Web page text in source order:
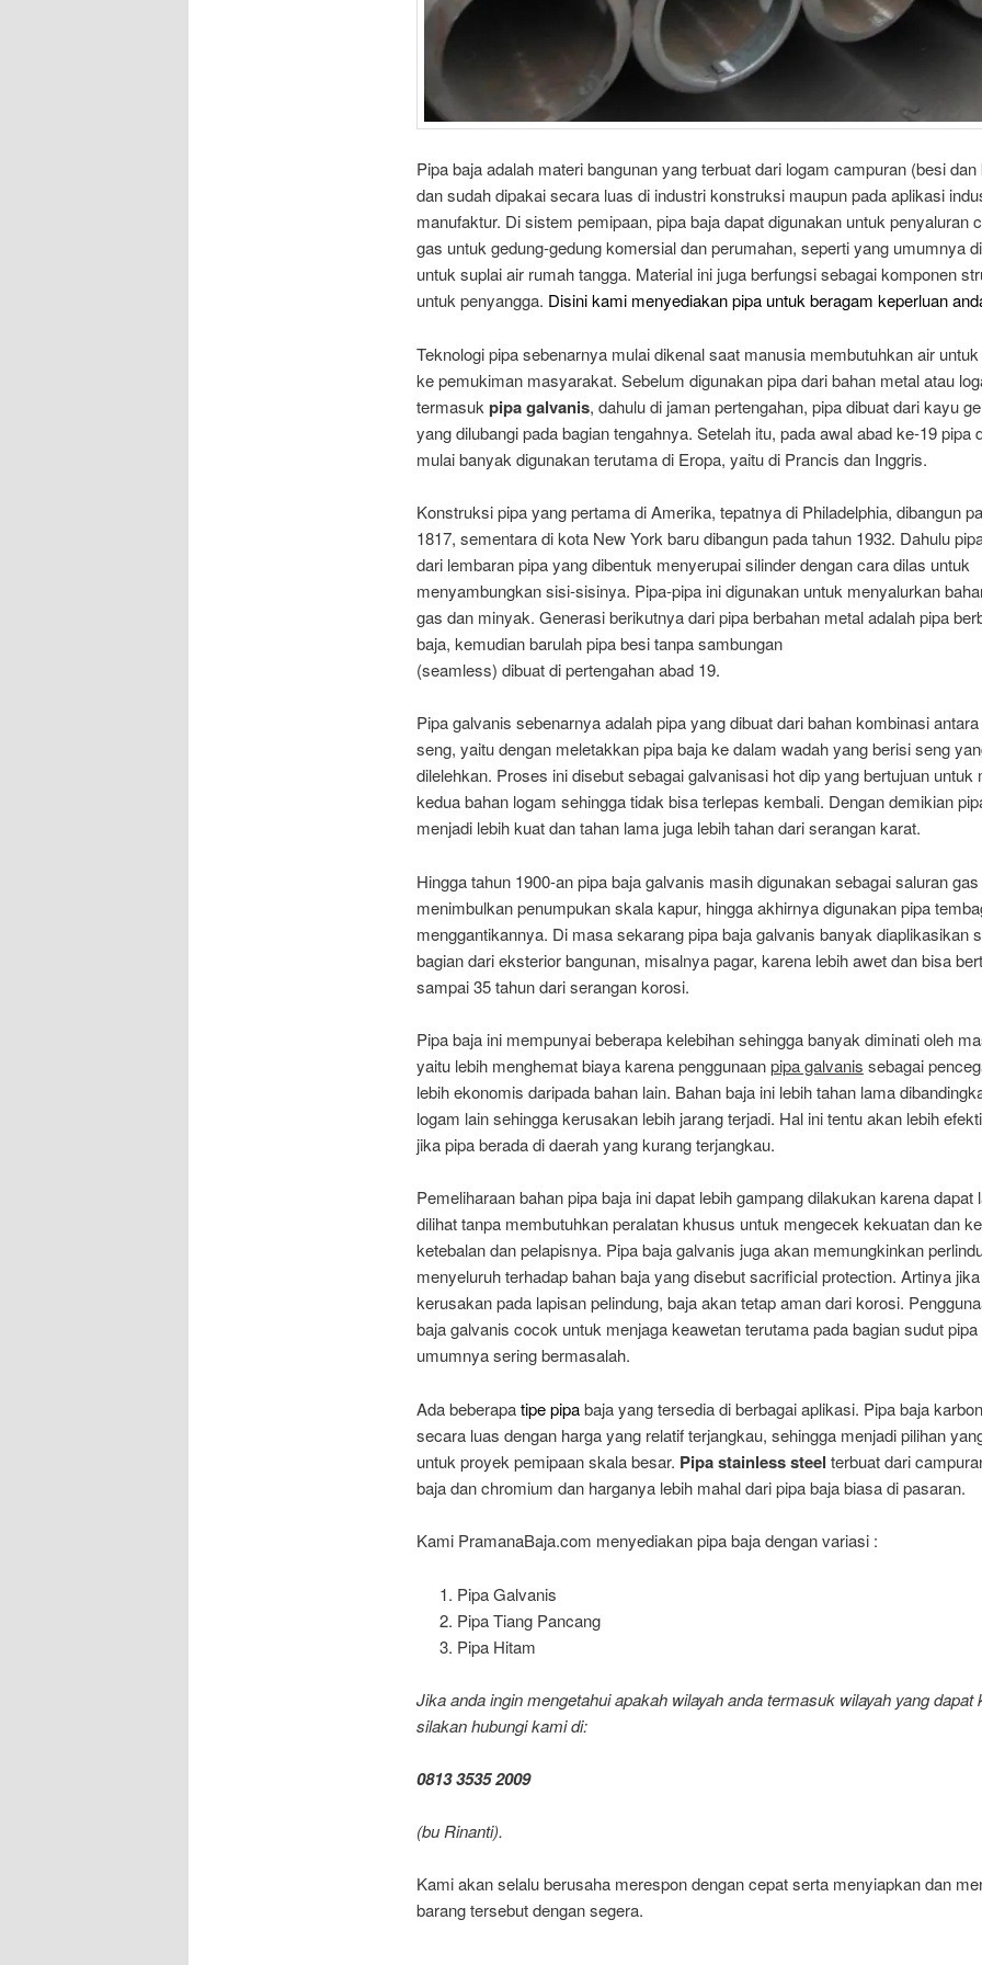
Pipa baja adalah materi bangunan yang terbuat dari logam campuran (besi
dan sudah dipakai secara luas di industri konstruksi maupun pada aplikasi
manufaktur. Di sistem pemipaan, pipa baja dapat digunakan untuk penyaluran
gas untuk gedung-gedung komersial dan perumahan, seperti yang umumnya
untuk suplai air rumah tangga. Material ini juga berfungsi sebagai komponen
untuk penyangga. Disini kami menyediakan pipa untuk beragam keperluan
Teknologi pipa sebenarnya mulai dikenal saat manusia membutuhkan air
ke pemukiman masyarakat. Sebelum digunakan pipa dari bahan metal atau
termasuk pipa galvanis, dahulu di jaman pertengahan, pipa dibuat dari kayu
yang dilubangi pada bagian tengahnya. Setelah itu, pada awal abad ke-19 pipa
mulai banyak digunakan terutama di Eropa, yaitu di Prancis dan Inggris.
Konstruksi pipa yang pertama di Amerika, tepatnya di Philadelphia, dibangun
1817, sementara di kota New York baru dibangun pada tahun 1932. Dahulu
dari lembaran pipa yang dibentuk menyerupai silinder dengan cara dilas untuk
menyambungkan sisi-sisinya. Pipa-pipa ini digunakan untuk menyalurkan
gas dan minyak. Generasi berikutnya dari pipa berbahan metal adalah pipa
baja, kemudian barulah pipa besi tanpa sambungan
(seamless) dibuat di pertengahan abad 19.
Pipa galvanis sebenarnya adalah pipa yang dibuat dari bahan kombinasi
seng, yaitu dengan meletakkan pipa baja ke dalam wadah yang berisi seng
dilelehkan. Proses ini disebut sebagai galvanisasi hot dip yang bertujuan untuk
kedua bahan logam sehingga tidak bisa terlepas kembali. Dengan demikian
menjadi lebih kuat dan tahan lama juga lebih tahan dari serangan karat.
Hingga tahun 1900-an pipa baja galvanis masih digunakan sebagai saluran
menimbulkan penumpukan skala kapur, hingga akhirnya digunakan pipa
menggantikannya. Di masa sekarang pipa baja galvanis banyak diaplikasikan
bagian dari eksterior bangunan, misalnya pagar, karena lebih awet dan bisa
sampai 35 tahun dari serangan korosi.
Pipa baja ini mempunyai beberapa kelebihan sehingga banyak diminati oleh
yaitu lebih menghemat biaya karena penggunaanpipa galvanis sebagai
lebih ekonomis daripada bahan lain. Bahan baja ini lebih tahan lama
logam lain sehingga kerusakan lebih jarang terjadi. Hal ini tentu akan lebih
jika pipa berada di daerah yang kurang terjangkau.
Pemeliharaan bahan pipa baja ini dapat lebih gampang dilakukan karena dapat
dilihat tanpa membutuhkan peralatan khusus untuk mengecek kekuatan dan
ketebalan dan pelapisnya. Pipa baja galvanis juga akan memungkinkan
menyeluruh terhadap bahan baja yang disebut sacrificial protection. Artinya
kerusakan pada lapisan pelindung, baja akan tetap aman dari korosi.
baja galvanis cocok untuk menjaga keawetan terutama pada bagian sudut
umumnya sering bermasalah.
Ada beberapatipe pipabaja yang tersedia di berbagai aplikasi. Pipa baja
secara luas dengan harga yang relatif terjangkau, sehingga menjadi pilihan
untuk proyek pemipaan skala besar. Pipa stainless steel terbuat dari
baja dan chromium dan harganya lebih mahal dari pipa baja biasa di pasaran.
Kami PramanaBaja.com menyediakan pipa baja dengan variasi :
Pipa Galvanis
Pipa Tiang Pancang
Pipa Hitam
Jika anda ingin mengetahui apakah wilayah anda termasuk wilayah yang dapat
silakan hubungi kami di:
0813 3535 2009
(bu Rinanti).
Kami akan selalu berusaha merespon dengan cepat serta menyiapkan dan
barang tersebut dengan segera.